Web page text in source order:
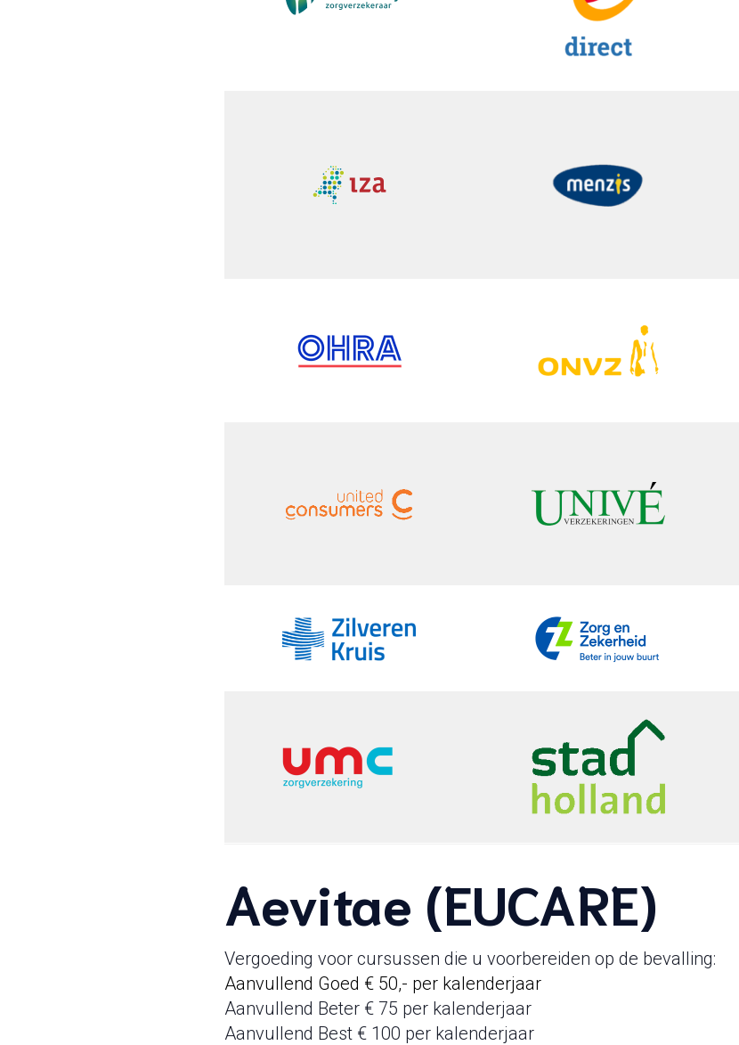
Aevitae (EUCARE)
Vergoeding voor cursussen die u voorbereiden op de bevalling:
Aanvullend Goed € 50,- per kalenderjaar
Aanvullend Beter € 75 per kalenderjaar
Aanvullend Best € 100 per kalenderjaar